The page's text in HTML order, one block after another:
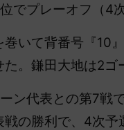
でプレーオフ（4
いて背番号『10
。鎌田大地は2ゴ
ン代表との第7戦
の勝利で、4次予